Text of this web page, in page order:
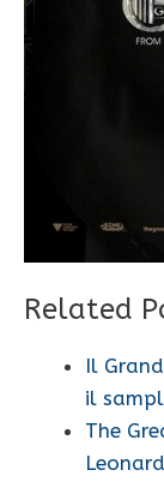
Related
Il
il
The